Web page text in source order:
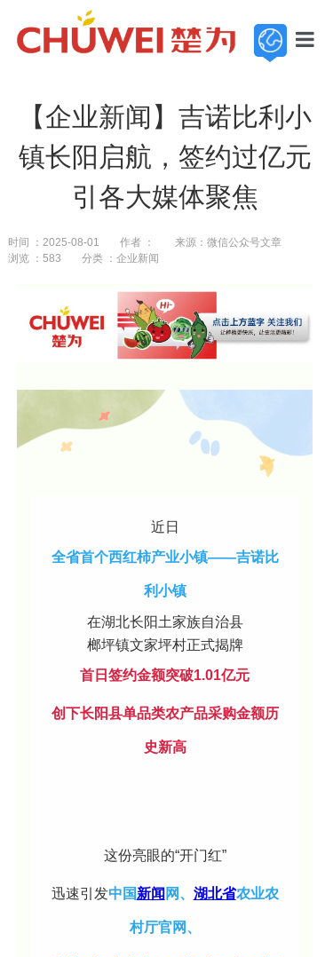
走
【企业新闻】吉诺比利小
镇长阳启航，签约过亿元
引各大媒体聚焦
时间 ：2025-08-01 作者 ：
来源：微信公众号文章
浏览 ：583
分类 ：企业新闻
近日
全省首个西红柿产业小镇——吉诺比
利小镇
在湖北长阳土家族自治县
榔坪镇文家坪村正式揭牌
首日签约金额突破1.01亿元
创下长阳县单品类农产品采购金额历
史新高
这份亮眼的“开门红”
迅速引发中国新闻 网、 湖北省农业农
村厅官网、